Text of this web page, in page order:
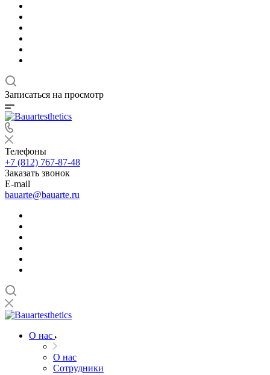
Записаться на просмотр
Телефоны
+7 (812) 767-87-48
Заказать звонок
E-mail
bauarte@bauarte.ru
О нас
О нас
Сотрудники